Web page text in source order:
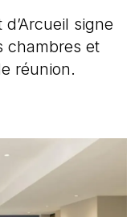
signe
chambres et
réunion.